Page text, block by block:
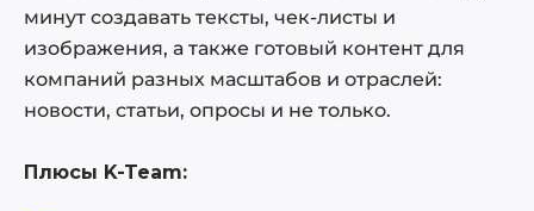
минут создавать тексты, чек-листы и
изображения, а также готовый контент для
компаний разных масштабов и отраслей:
новости, статьи, опросы и не только.
Плюсы K-Team: